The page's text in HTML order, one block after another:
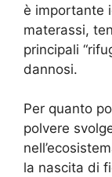
è importante
materassi,
principali
dannosi.
Per quanto
polvere
la nascita di